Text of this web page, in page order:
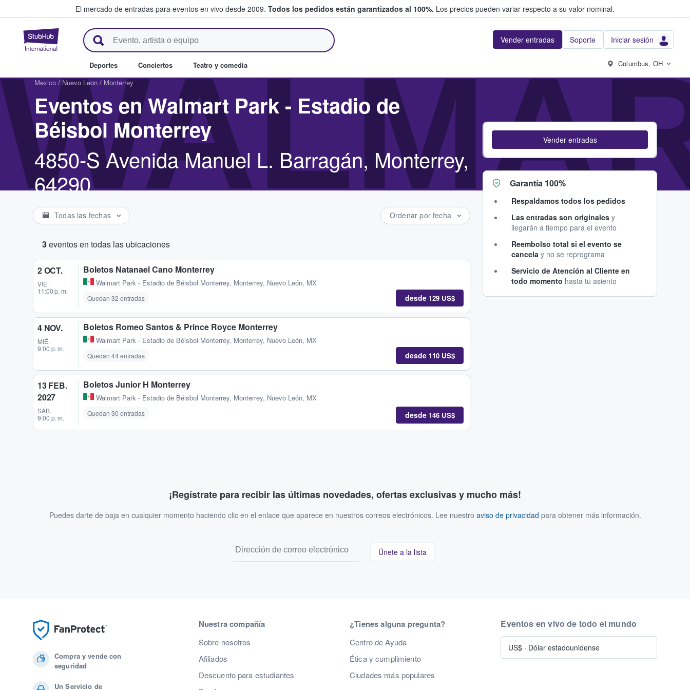
El mercado de entradas para eventos en vivo desde 2009. Todos los pedidos están garantizados al 100%. Los precios pueden variar respecto a su valor nominal.
StubHub: compra y venta de entradas entre fans Vender entradas Soporte Iniciar sesión
Deportes Conciertos Teatro y comedia Columbus, OH
Mexico / Nuevo Leon / Monterrey
Eventos en Walmart Park - Estadio de
Béisbol Monterrey
4850-S Avenida Manuel L. Barragán, Monterrey,
64290
Todas las fechas Ordenar por fecha
3eventos en todas las ubicaciones
2 OCT.
VIE.
11:00 p. m.
Boletos Natanael Cano Monterrey
Walmart Park - Estadio de Béisbol Monterrey, Monterrey, Nuevo León, MX
Quedan 32 entradas desde 129 US$
4 NOV.
MIÉ.
9:00 p. m.
Boletos Romeo Santos & Prince Royce Monterrey
Walmart Park - Estadio de Béisbol Monterrey, Monterrey, Nuevo León, MX
Quedan 44 entradas desde 110 US$
13 FEB.
2027
SÁB.
9:00 p. m.
Boletos Junior H Monterrey
Walmart Park - Estadio de Béisbol Monterrey, Monterrey, Nuevo León, MX
Quedan 30 entradas desde 146 US$
Vender entradas
Garantía 100%
Respaldamos todos los pedidos
Las entradas son originales y
llegarán a tiempo para el evento
Reembolso total si el evento se
cancela y no se reprograma
Servicio de Atención al Cliente en
todo momento hasta tu asiento
¡Regístrate para recibir las últimas novedades, ofertas exclusivas y mucho más!
Puedes darte de baja en cualquier momento haciendo clic en el enlace que aparece en nuestros correos electrónicos. Lee nuestro aviso de privacidad para obtener más información.
Únete a la lista
Compra y vende con
seguridad
Un Servicio de
Nuestra compañía
Sobre nosotros
Afiliados
Descuento para estudiantes
¿Tienes alguna pregunta?
Centro de Ayuda
Ética y cumplimiento
Ciudades más populares
Eventos en vivo de todo el mundo
US$ · Dólar estadounidense